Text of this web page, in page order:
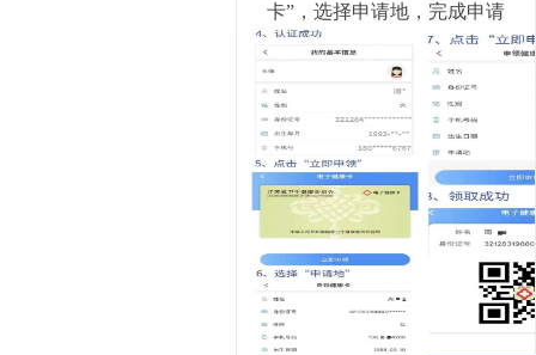
卡”，选择申请地，完成申请